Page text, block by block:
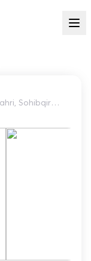
Farg'ona viloyati, Farg'ona shahri, Sohibqiron Temur ko'chasi, 295-son